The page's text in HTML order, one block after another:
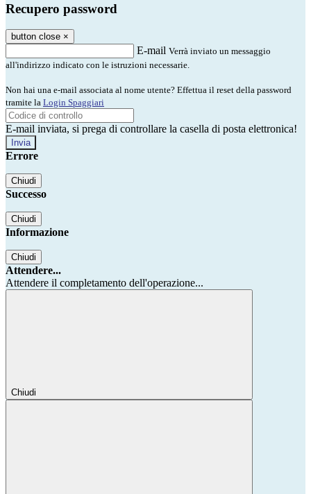
Recupero password
button close ×
E-mail Verrà inviato un messaggio
all'indirizzo indicato con le istruzioni necessarie.
Non hai una e-mail associata al nome utente? Effettua il reset della password
tramite la Login Spaggiari
E-mail inviata, si prega di controllare la casella di posta elettronica!
Errore
Chiudi
Successo
Chiudi
Informazione
Chiudi
Attendere...
Attendere il completamento dell'operazione...
Chiudi